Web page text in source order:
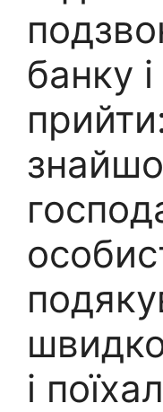
банку
і